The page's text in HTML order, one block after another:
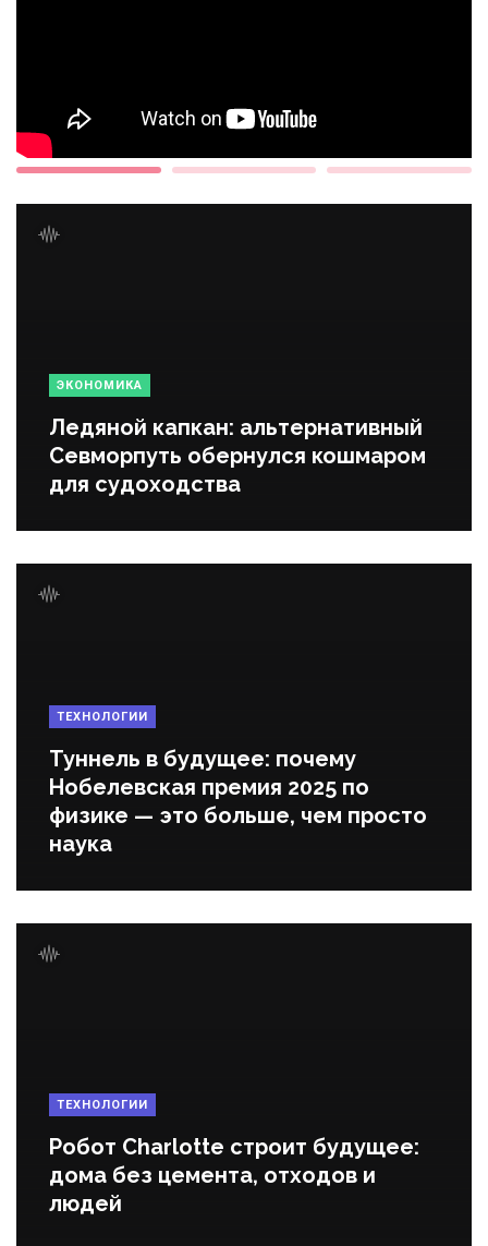
ЭКОНОМИКА
Ледяной капкан: альтернативный
Севморпуть обернулся кошмаром
для судоходства
ТЕХНОЛОГИИ
Туннель в будущее: почему
Нобелевская премия 2025 по
физике — это больше, чем просто
наука
ТЕХНОЛОГИИ
Робот Charlotte строит будущее:
дома без цемента, отходов и
людей